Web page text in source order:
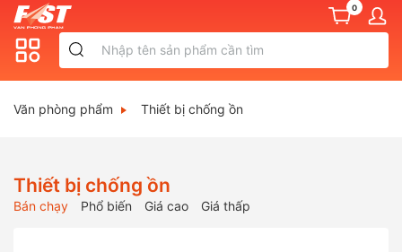
0
Văn phòng phẩm Thiết bị chống ồn
Thiết bị chống ồn
Bán chạy Phổ biến Giá cao Giá thấp